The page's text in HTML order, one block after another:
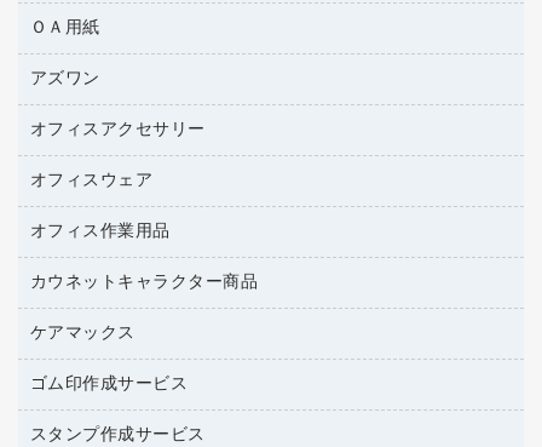
管理医療機器
インクカートリッジ
コピートナー
トナーカートリッジ
ファクシミリトナー
プリンタ用リボン
リサイクルトナー（プール方式）
リサイクルトナー（リターン方式）
ワープロリボン
ＯＡ用紙
インクジェットプリンタ用紙
その他コピー用紙・プリンタ用紙
ハガキ用紙
ファクシミリ用紙
ラベル用紙
ワープロ用紙
帳票用紙／フォーム用紙
アズワン
医療・介護用品（食品・飲料・食添製品）
管理医療機器
研究・環境管理用品
オフィスアクセサリー
オフィスアクセサリー
オフィスウェア
アウター
アクセサリー・その他
ブラウス・シャツ
医療・介護・ワーキングウェア
オフィス作業用品
ペット用品
結束用品
工場用品
梱包用テープ
カウネットキャラクター商品
カウネットキャラクター商品
ケアマックス
医療・介護用品（食品・飲料・食添製品）
管理医療機器
ゴム印作成サービス
ゴム印（フリーサイズ印）作成サービス
スタンプ作成サービス